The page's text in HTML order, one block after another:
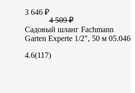
3 646 ₽
4 509 ₽
Садовый шланг Fachmann
Garten Experte 1/2", 50 м 05.046
4.6(117)